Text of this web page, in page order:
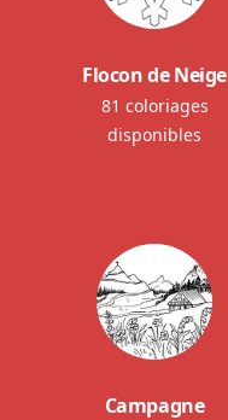
Flocon de Neige
81 coloriages
disponibles
Campagne